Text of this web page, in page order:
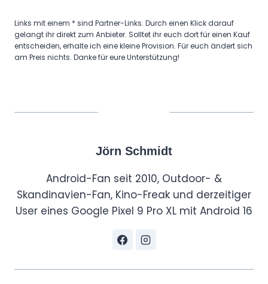
Links mit einem * sind Partner-Links. Durch einen Klick darauf
gelangt ihr direkt zum Anbieter. Solltet ihr euch dort für einen Kauf
entscheiden, erhalte ich eine kleine Provision. Für euch ändert sich
am Preis nichts. Danke für eure Unterstützung!
Jörn Schmidt
Android-Fan seit 2010, Outdoor- &
Skandinavien-Fan, Kino-Freak und derzeitiger
User eines Google Pixel 9 Pro XL mit Android 16